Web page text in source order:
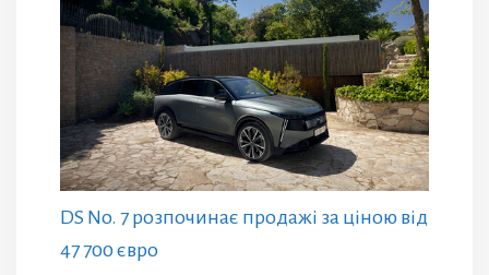
DS No. 7 розпочинає продажі за ціною від
47 700 євро